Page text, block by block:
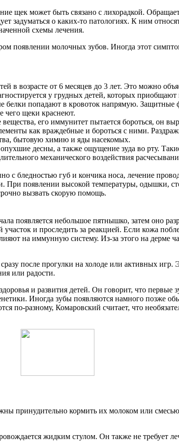
щек может быть связано с лихорадкой.
о каких-то патологиях. К ним
схемы лечения.
появлении молочных зубов. Иногда этот
в возрасте от 6 месяцев до 3 лет. Это можно
у грудных детей, которых
попадают в кровоток напрямую. Защитные
чего щеки краснеют.
его иммунитет пытается бороться, он
как враждебные и бороться с ними.
бытовую химию и яды насекомых.
десны, а также ощущение зуда во рту.
механического воздействия
с бледностью губ и кончика носа, лечение
При появлении высокой температуры, одышки,
вызвать скорую помощь.
появляется небольшое пятнышко, затем оно
и проследить за реакцией. Если кожа
на иммунную систему. Из-за этого на дерме
после прогулки на холоде или активных
или радости.
и развития детей. Он говорит, что первые
Иногда зубы появляются намного позже
разному, Комаровский считает, что
принудительно кормить их молоком или
жидким стулом. Он также не требует